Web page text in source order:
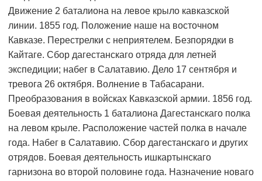
Движение 2 баталиона на левое крыло кавказской
линии. 1855 год. Положение наше на восточном
Кавказе. Перестрелки с неприятелем. Безпорядки в
Кайтаге. Сбор дагестанскаго отряда для летней
экспедиции; набег в Салатавию. Дело 17 сентября и
тревога 26 октября. Волнение в Табасарани.
Преобразования в войсках Кавказской армии. 1856 год.
Боевая деятельность 1 баталиона Дагестанскаго полка
на левом крыле. Расположение частей полка в начале
года. Набег в Салатавию. Сбор дагестанскаго и других
отрядов. Боевая деятельность ишкартынскаго
гарнизона во второй половине года. Назначение новаго